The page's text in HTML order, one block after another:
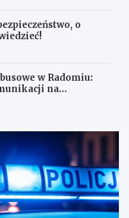
o
w Radomiu:
na